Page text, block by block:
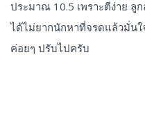
ประมาณ 10.5 เพราะตีง่าย ลู
ได้ไม่ยากนักหาที่จรดแล้วมั่น
ค่อยๆ ปรับไปครับ